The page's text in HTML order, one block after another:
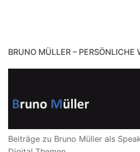
BRUNO MÜLLER – PERSÖNLICHE
Beiträge zu Bruno Müller als